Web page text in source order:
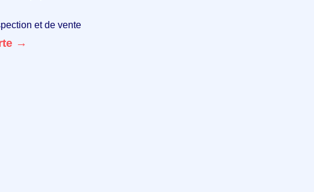
et de vente
→